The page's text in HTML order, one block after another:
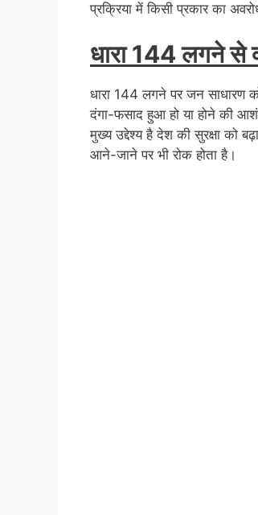
प्रक्रिया में किसी प्रकार का
धारा 144 लगने से
धारा 144 लगने पर जन साधारण
दंगा-फसाद हुआ हो या होने की
मुख्य उद्देश्य है देश की सुरक्षा को
आने-जाने पर भी रोक होता है।